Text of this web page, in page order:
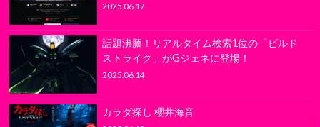
2025.06.17
話題沸騰！リアルタイム検索1位の「ビルド
ストライク」がGジェネに登場！
2025.06.14
カラダ探し 櫻井海音